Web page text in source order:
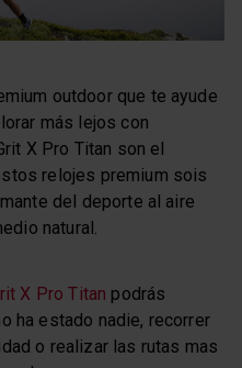
outdoor que te ayude
más lejos con
X Pro Titan son el
relojes premium sois
del deporte al aire
natural.
X Pro Titan podrás
ha estado nadie, recorrer
o realizar las rutas mas